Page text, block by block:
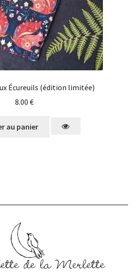
Écureuils (édition limitée)
8.00 €
au panier